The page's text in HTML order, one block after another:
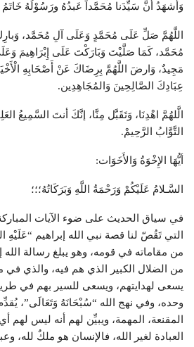
وَأشهَدُ أنَّ سَيِّدَنا مُحَمَّداً عَبدُهُ ورَسُوْلُهُ خَاتَمُ
اللَّهُمَّ صَلِّ عَلَى مُحَمَّدٍ وَعَلَى آلِ مُحَمَّد،
مُحَمَّد، كَمَا صَلَّيْتَ وَبَارَكْتَ عَلَى إِبْرَاهِيمَ
مَجِيدٌ، وَارضَ اللَّهُمَّ بِرِضَاكَ عَنْ أَصْحَابِهِ
عِبَادِكَ الصَّالِحِينَ وَالمُجَاهِدِين.
الَّلهُمَّ اهْدِنَا، وَتَقَبَّل مِنَّا، إنَّكَ أنتَ السَّمِيعُ
التَّوَّابُ الرَّحِيمْ.
أيُّهَا الإِخْوَةُ وَالأَخَوَات:
السَّـلامُ عَلَيْكُمْ وَرَحْمَةُ اللَّهِ وَبَرَكَاتُهُ؛؛؛
في سياق الحديث على ضوء الآيات
التي تَقُصّ لنا قصة نبي الله إبراهيم
من مقاماته في قومه، وهو يبلغ رسالة الله
من الضلال الكبير الذي هم فيه، والذي في
يسعى لهدايتهم، ويسعى للسير بهم في
وحده، وفي نهج الله “سُبْحَانَهُ وَتَعَالَى”،
المقنعة، المهمة، ويبيِّن لهم أنه ليس لهم
العبادة لغير الله، فالإنسان هو ملكٌ لله،